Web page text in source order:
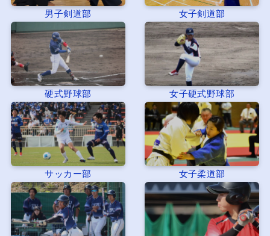
男子剣道部 女子剣道部
硬式野球部 女子硬式野球部
サッカー部 女子柔道部